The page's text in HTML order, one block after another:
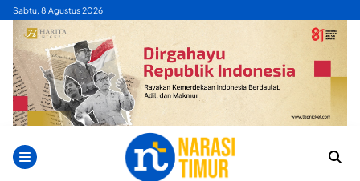
Skip
content
Sabtu, 8 Agustus 2026